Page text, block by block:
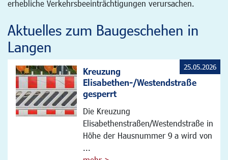
erhebliche Verkehrsbeeinträchtigungen verursachen.
Aktuelles zum Baugeschehen in
Langen
Kreuzung
Elisabethen-/Westendstraße
gesperrt
Die Kreuzung
Elisabethenstraßen/Westendstraße in
Höhe der Hausnummer 9 a wird von
...
25.05.2026